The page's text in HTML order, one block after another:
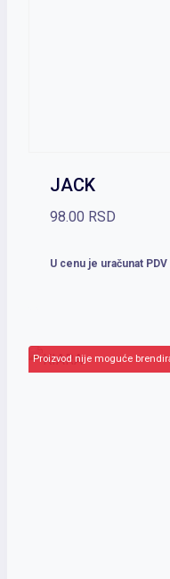
JACK
98.00 RSD
U cenu je uračunat PDV
Proizvod nije moguće